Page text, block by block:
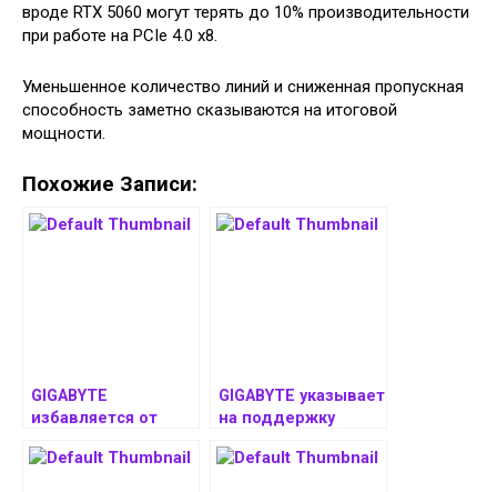
вроде RTX 5060 могут терять до 10% производительности
при работе на PCIe 4.0 x8.
Уменьшенное количество линий и сниженная пропускная
способность заметно сказываются на итоговой
мощности.
Похожие Записи:
GIGABYTE
избавляется от
в некоторых платах
GIGABYTE указывает
на поддержку
платами на чипсете